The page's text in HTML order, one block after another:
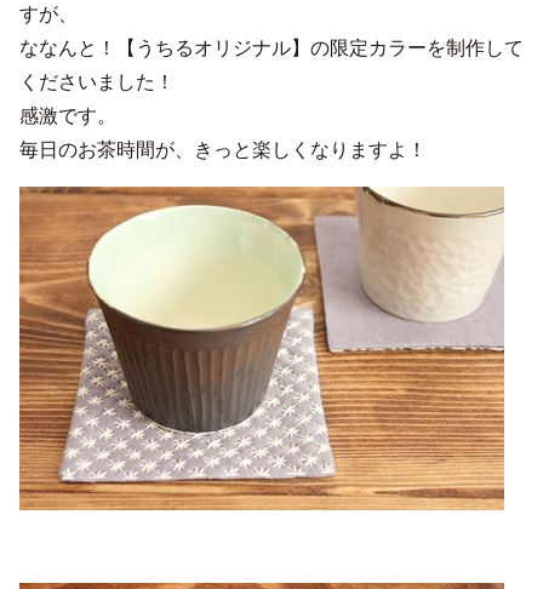
すが、
ななんと！【うちるオリジナル】の限定カラーを制作して
くださいました！
感激です。
毎日のお茶時間が、きっと楽しくなりますよ！